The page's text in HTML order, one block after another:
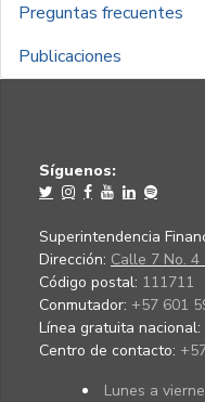
Preguntas frecuentes
Publicaciones
Síguenos:
Superintendencia
Dirección: Calle 7 No. 4
Código postal: 111711
Conmutador: +57 601
Línea gratuita nacional:
Centro de contacto:
Lunes a